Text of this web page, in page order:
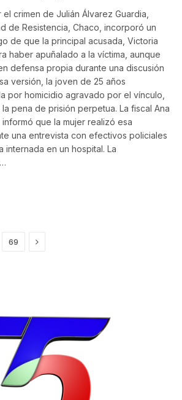
crimen de Julián Álvarez Guardia,
de Resistencia, Chaco, incorporó un
de que la principal acusada, Victoria
haber apuñalado a la víctima, aunque
defensa propia durante una discusión
versión, la joven de 25 años
por homicidio agravado por el vínculo,
pena de prisión perpetua. La fiscal Ana
que la mujer realizó esa
una entrevista con efectivos policiales
internada en un hospital. La
69 Next